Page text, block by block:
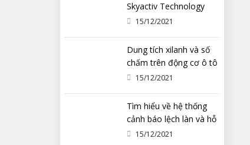
Skyactiv Technology
trên xe Mazda
15/12/2021
Dung tích xilanh và số
chấm trên động cơ ô tô
có ý nghĩa gì?
15/12/2021
Tìm hiểu về hệ thống
cảnh báo lệch làn và hỗ
trợ duy trì làn đường
15/12/2021